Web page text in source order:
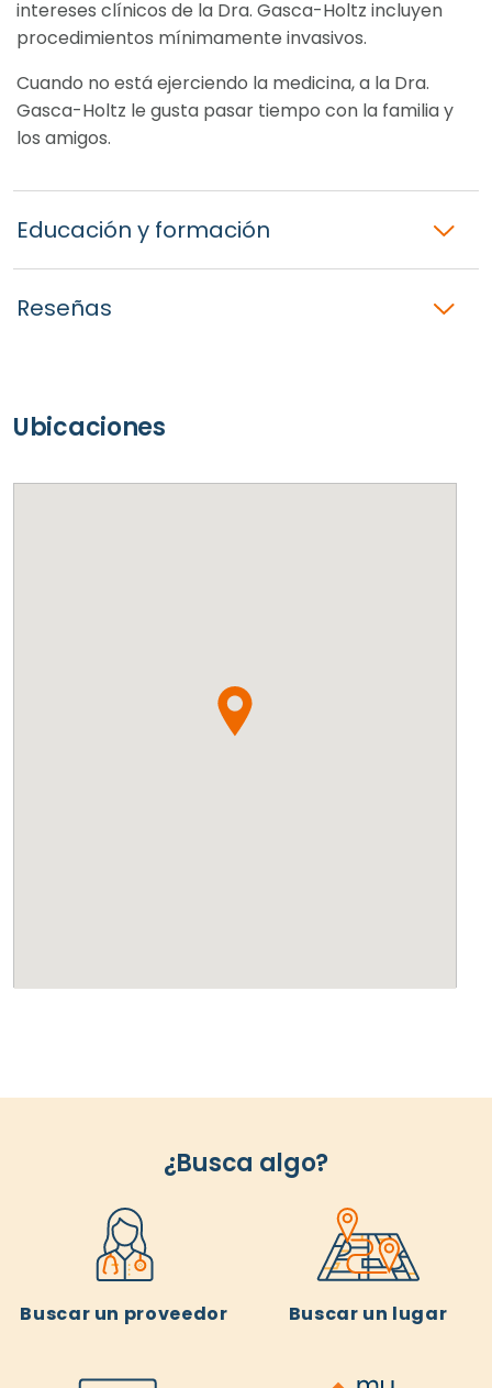
intereses clínicos de la Dra. Gasca-Holtz incluyen
procedimientos mínimamente invasivos.
Cuando no está ejerciendo la medicina, a la Dra.
Gasca-Holtz le gusta pasar tiempo con la familia y
los amigos.
Educación y formación
Reseñas
Ubicaciones
¿Busca algo?
Buscar un proveedor Buscar un lugar